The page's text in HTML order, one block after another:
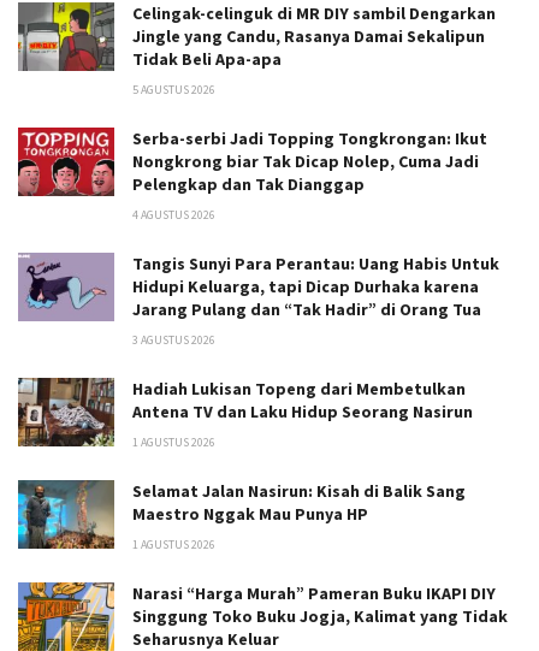
Celingak-celinguk di MR DIY sambil Dengarkan
Jingle yang Candu, Rasanya Damai Sekalipun
Tidak Beli Apa-apa
5 AGUSTUS 2026
Serba-serbi Jadi Topping Tongkrongan: Ikut
Nongkrong biar Tak Dicap Nolep, Cuma Jadi
Pelengkap dan Tak Dianggap
4 AGUSTUS 2026
Tangis Sunyi Para Perantau: Uang Habis Untuk
Hidupi Keluarga, tapi Dicap Durhaka karena
Jarang Pulang dan “Tak Hadir” di Orang Tua
3 AGUSTUS 2026
Hadiah Lukisan Topeng dari Membetulkan
Antena TV dan Laku Hidup Seorang Nasirun
1 AGUSTUS 2026
Selamat Jalan Nasirun: Kisah di Balik Sang
Maestro Nggak Mau Punya HP
1 AGUSTUS 2026
Narasi “Harga Murah” Pameran Buku IKAPI DIY
Singgung Toko Buku Jogja, Kalimat yang Tidak
Seharusnya Keluar